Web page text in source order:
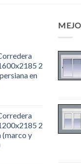
2
en
2
(marco y